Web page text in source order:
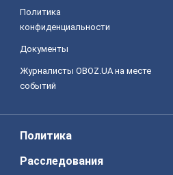
Политика
конфиденциальности
Документы
Журналисты OBOZ.UA на месте
событий
Политика
Расследования